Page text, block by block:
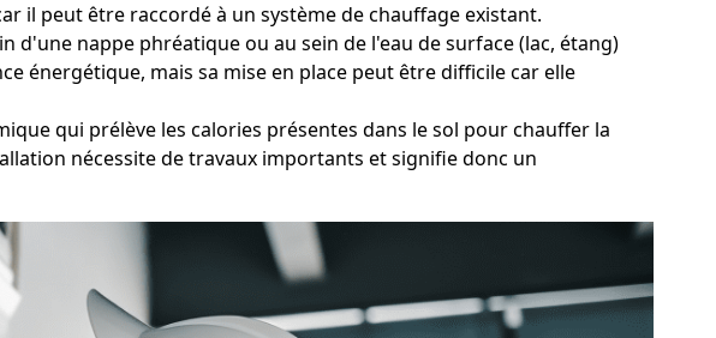
il peut être raccordé à un système de chauffage existant.
d'une nappe phréatique ou au sein de l'eau de surface (lac, étang)
énergétique, mais sa mise en place peut être difficile car elle
qui prélève les calories présentes dans le sol pour chauffer la
nécessite de travaux importants et signifie donc un